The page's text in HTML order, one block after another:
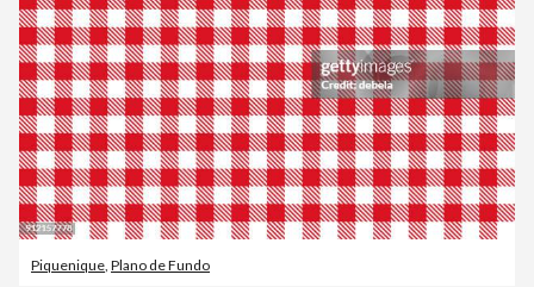
Piquenique, Plano de Fundo